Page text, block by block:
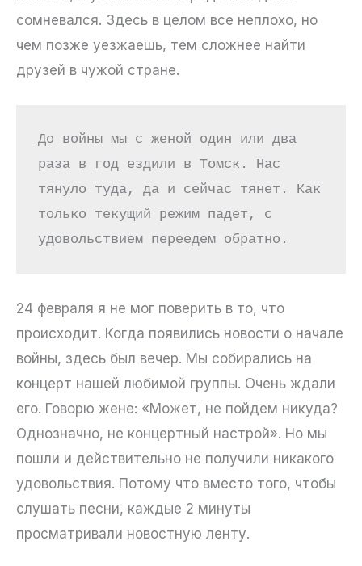
сомневался. Здесь в целом все неплохо, но
чем позже уезжаешь, тем сложнее найти
друзей в чужой стране.
До войны мы с женой один или два
раза в год ездили в Томск. Нас
тянуло туда, да и сейчас тянет. Как
только текущий режим падет, с
удовольствием переедем обратно.
24 февраля я не мог поверить в то, что
происходит. Когда появились новости о начале
войны, здесь был вечер. Мы собирались на
концерт нашей любимой группы. Очень ждали
его. Говорю жене: «Может, не пойдем никуда?
Однозначно, не концертный настрой». Но мы
пошли и действительно не получили никакого
удовольствия. Потому что вместо того, чтобы
слушать песни, каждые 2 минуты
просматривали новостную ленту.